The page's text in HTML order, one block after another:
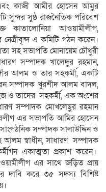
কাজী আমীর হোসেন আমুর
সুন্দর সুষ্ঠ রাজনৈতিক পরিবেশ
কাতালোনিয়া আওয়ামীলীগ,
নেত্রীবৃন্দ এ কমিটি গঠন করেন।
সহ সভাপতি মোনায়েম চৌধুরী
সম্পাদক খালেদুর রহমান,
আলম ও তার সহকর্মী, একটি
সম্পাদক খুরশীদ আলম বাদল,
ও তাদের সহকর্মী, এক অংশের
সম্পাদক মোখলেছুর রহমান
এর সভাপতি আমির হোসেন
সম্পাদক সালাউদ্দিন ও
আলম স্বাধীন, সাধারণ সম্পাদক
একাত্মতা প্রকাশ করেন।
এর সাথে জড়িত প্রায়
দাবি করে ৩৫ সদস্য বিশিষ্ট